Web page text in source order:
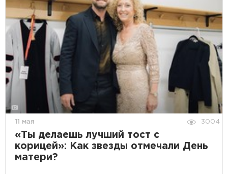
11 мая 3004
«Ты делаешь лучший тост с
корицей»: Как звезды отмечали День
матери?